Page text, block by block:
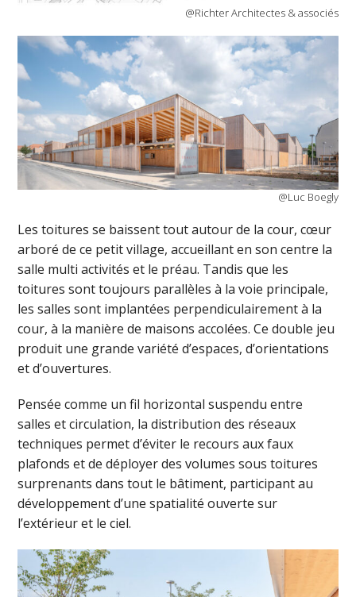
@Richter Architectes & associés
@Luc Boegly
Les toitures se baissent tout autour de la cour, cœur
arboré de ce petit village, accueillant en son centre la
salle multi activités et le préau. Tandis que les
toitures sont toujours parallèles à la voie principale,
les salles sont implantées perpendiculairement à la
cour, à la manière de maisons accolées. Ce double jeu
produit une grande variété d’espaces, d’orientations
et d’ouvertures.
Pensée comme un fil horizontal suspendu entre
salles et circulation, la distribution des réseaux
techniques permet d’éviter le recours aux faux
plafonds et de déployer des volumes sous toitures
surprenants dans tout le bâtiment, participant au
développement d’une spatialité ouverte sur
l’extérieur et le ciel.